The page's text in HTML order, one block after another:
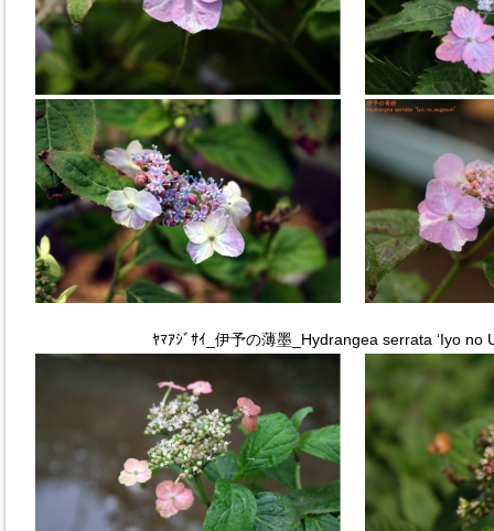
ﾔﾏｱｼﾞｻｲ_伊予の薄墨_Hydrangea serrata ‘Iyo no